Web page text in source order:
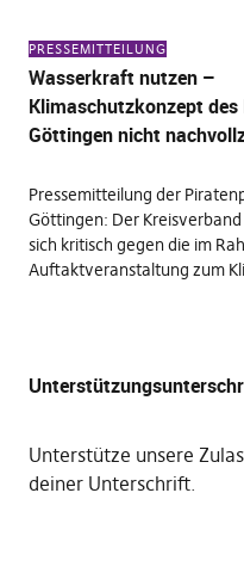
PRESSEMITTEILUNG
Wasserkraft nutzen –
Klimaschutzkonzept des
Göttingen nicht
Pressemitteilung der
Göttingen: Der
sich kritisch gegen die im
Auftaktveranstaltung zum
Unterstütze unsere
deiner Unterschrift.